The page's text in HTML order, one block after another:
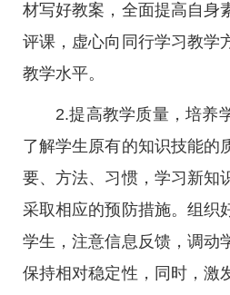
材写好教案，全面提高自身
评课，虚心向同行学习教学
教学水平。
2.提高教学质量，培养
了解学生原有的知识技能的
要、方法、习惯，学习新知
采取相应的预防措施。组织
学生，注意信息反馈，调动
保持相对稳定性，同时，激